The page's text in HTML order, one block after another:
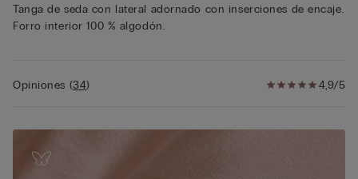
Tanga de seda con lateral adornado con inserciones de encaje.
Forro interior 100 % algodón.
4,9/5
Opiniones (34)